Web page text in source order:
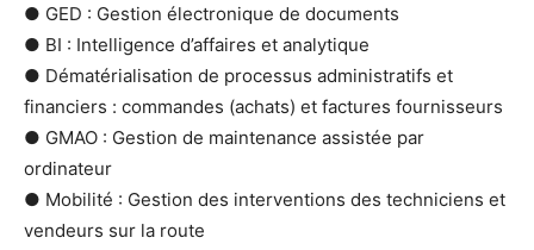
● GED : Gestion électronique de documents
● BI : Intelligence d’affaires et analytique
● Dématérialisation de processus administratifs et
financiers : commandes (achats) et factures fournisseurs
● GMAO : Gestion de maintenance assistée par
ordinateur
● Mobilité : Gestion des interventions des techniciens et
vendeurs sur la route